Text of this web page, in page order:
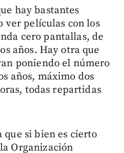
hay bastantes
ver películas con los
cero pantallas, de
años. Hay otra que
poniendo el número
años, máximo dos
todas repartidas
si bien es cierto
Organización